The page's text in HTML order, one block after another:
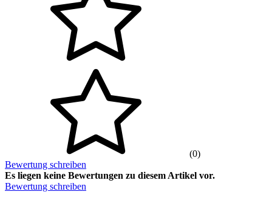
(0)
Bewertung schreiben
Es liegen keine Bewertungen zu diesem Artikel vor.
Bewertung schreiben